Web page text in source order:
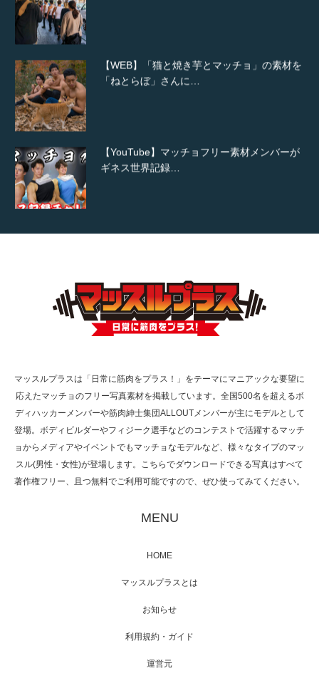
「ねとらぼ」さんに…
ギネス世界記録…
TOKYO FMラジオ番組「ONE MORNING」
で紹介さ…
た（6/8放送）
映画「メカバース」舞台挨拶へマッスルプラ
【TV】NHK BS「COOL JAPAN 」にてマッス
マッスルプラスは「日常に筋肉をプラス！」をテーマにマニアックな要望に
応えたマッチョのフリー写真素材を掲載しています。全国500名を超えるボ
ディハッカーメンバーや筋肉紳士集団ALLOUTメンバーが主にモデルとして
登場。ボディビルダーやフィジーク選手などのコンテストで活躍するマッチ
ョからメディアやイベントでもマッチョなモデルなど、様々なタイプのマッ
スル(男性・女性)が登場します。こちらでダウンロードできる写真はすべて
著作権フリー、且つ無料でご利用可能ですので、ぜひ使ってみてください。
MENU
HOME
マッスルプラスとは
お知らせ
利用規約・ガイド
運営元